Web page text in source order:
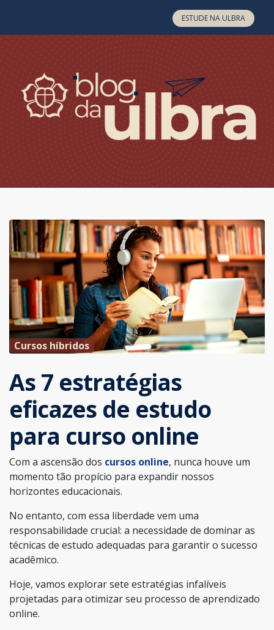
ESTUDE NA ULBRA
Cursos híbridos
As 7 estratégias
eficazes de estudo
para curso online
Com a ascensão dos cursos online, nunca houve um
momento tão propício para expandir nossos
horizontes educacionais.
No entanto, com essa liberdade vem uma
responsabilidade crucial: a necessidade de dominar as
técnicas de estudo adequadas para garantir o sucesso
acadêmico.
Hoje, vamos explorar sete estratégias infalíveis
projetadas para otimizar seu processo de aprendizado
online.